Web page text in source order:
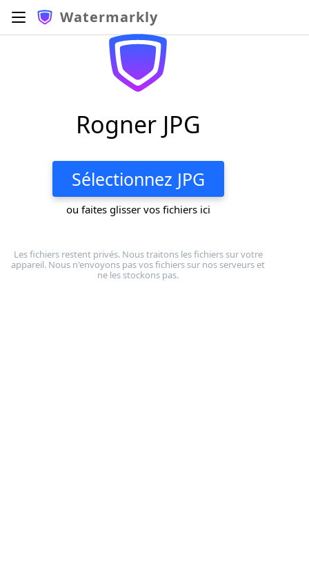
Watermarkly
Rogner JPG
Sélectionnez JPG
ou faites glisser vos fichiers ici
Les fichiers restent privés. Nous traitons les fichiers sur votre
appareil. Nous n'envoyons pas vos fichiers sur nos serveurs et
ne les stockons pas.